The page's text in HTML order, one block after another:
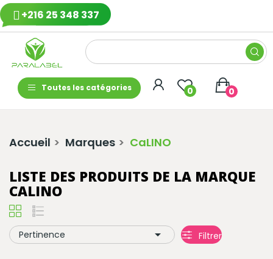
+216 25 348 337
Toutes les catégories 0 0
Accueil Marques CaLINO
LISTE DES PRODUITS DE LA MARQUE
CALINO
Pertinence  Filtrer